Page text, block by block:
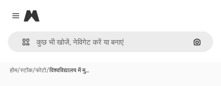
Close menu
Magnific
इमेज से
होम/स्टॉक/फोटो/विश्वविद्यालय में मु…